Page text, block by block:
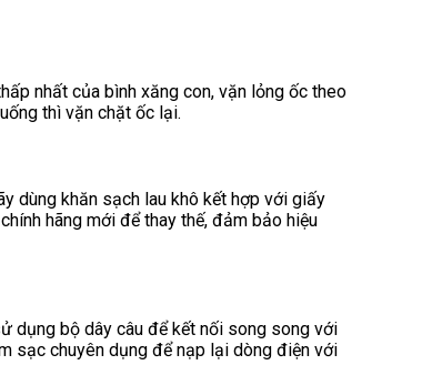
nhất của bình xăng con, vặn lỏng ốc theo
thì vặn chặt ốc lại.
dùng khăn sạch lau khô kết hợp với giấy
hãng mới để thay thế, đảm bảo hiệu
dụng bộ dây câu để kết nối song song với
sạc chuyên dụng để nạp lại dòng điện với